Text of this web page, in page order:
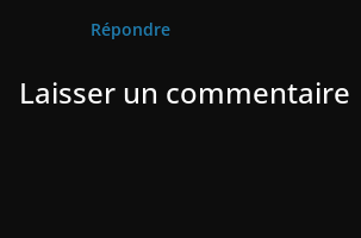
Répondre
Laisser un commentaire